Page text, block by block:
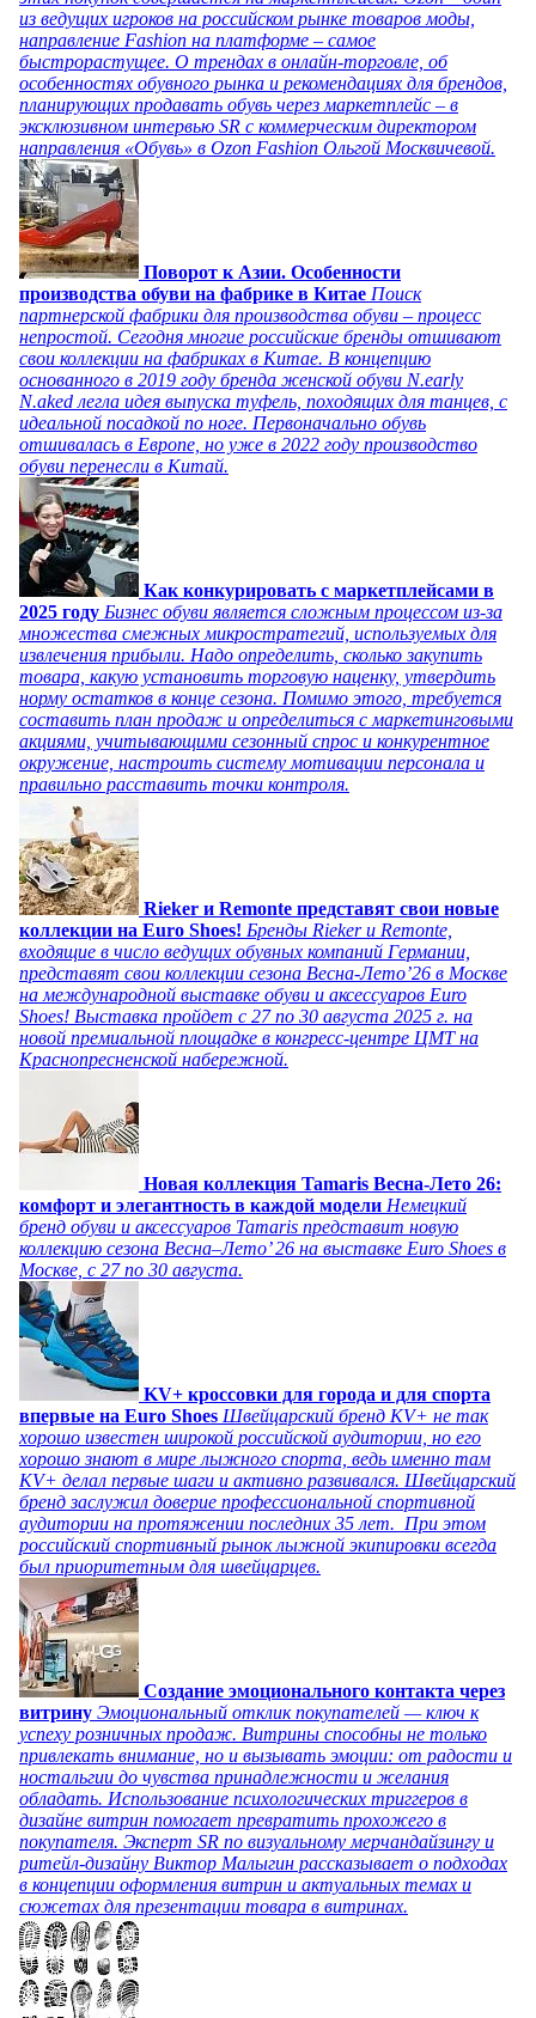
из ведущих игроков на российском рынке товаров моды,
направление Fashion на платформе – самое
быстрорастущее. О трендах в онлайн-торговле, об
особенностях обувного рынка и рекомендациях для брендов,
планирующих продавать обувь через маркетплейс – в
эксклюзивном интервью SR с коммерческим директором
направления «Обувь» в Ozon Fashion Ольгой Москвичевой.
Поворот к Азии. Особенности
производства обуви на фабрике в Китае Поиск
партнерской фабрики для производства обуви – процесс
непростой. Сегодня многие российские бренды отшивают
свои коллекции на фабриках в Китае. В концепцию
основанного в 2019 году бренда женской обуви N.early
N.aked легла идея выпуска туфель, походящих для танцев, с
идеальной посадкой по ноге. Первоначально обувь
отшивалась в Европе, но уже в 2022 году производство
обуви перенесли в Китай.
Как конкурировать с маркетплейсами в
2025 году Бизнес обуви является сложным процессом из-за
множества смежных микростратегий, используемых для
извлечения прибыли. Надо определить, сколько закупить
товара, какую установить торговую наценку, утвердить
норму остатков в конце сезона. Помимо этого, требуется
составить план продаж и определиться с маркетинговыми
акциями, учитывающими сезонный спрос и конкурентное
окружение, настроить систему мотивации персонала и
правильно расставить точки контроля.
Rieker и Remonte представят свои новые
коллекции на Euro Shoes! Бренды Rieker и Remonte,
входящие в число ведущих обувных компаний Германии,
представят свои коллекции сезона Весна-Лето’26 в Москве
на международной выставке обуви и аксессуаров Euro
Shoes! Выставка пройдет c 27 по 30 августа 2025 г. на
новой премиальной площадке в конгресс-центре ЦМТ на
Краснопресненской набережной.
Новая коллекция Tamaris Весна-Лето 26:
комфорт и элегантность в каждой модели Немецкий
бренд обуви и аксессуаров Tamaris представит новую
коллекцию сезона Весна–Лето’ 26 на выставке Euro Shoes в
Москве, с 27 по 30 августа.
KV+ кроссовки для города и для спорта
впервые на Euro Shoes Швейцарский бренд KV+ не так
хорошо известен широкой российской аудитории, но его
хорошо знают в мире лыжного спорта, ведь именно там
KV+ делал первые шаги и активно развивался. Швейцарский
бренд заслужил доверие профессиональной спортивной
аудитории на протяжении последних 35 лет. При этом
российский спортивный рынок лыжной экипировки всегда
был приоритетным для швейцарцев.
Создание эмоционального контакта через
витрину Эмоциональный отклик покупателей — ключ к
успеху розничных продаж. Витрины способны не только
привлекать внимание, но и вызывать эмоции: от радости и
ностальгии до чувства принадлежности и желания
обладать. Использование психологических триггеров в
дизайне витрин помогает превратить прохожего в
покупателя. Эксперт SR по визуальному мерчандайзингу и
ритейл-дизайну Виктор Малыгин рассказывает о подходах
в концепции оформления витрин и актуальных темах и
сюжетах для презентации товара в витринах.